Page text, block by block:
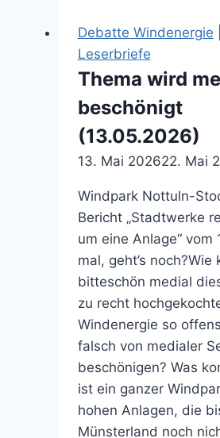
einen
von
Euro
Debatte Windenergie
Leserbriefe
Thema wird
beschönigt
(13.05.2026)
13. Mai 202622. Mai
Windpark Nottuln-
Bericht „Stadtwerke
um eine Anlage“ vom
mal, geht’s noch?Wie
bitteschön medial
zu recht
Windenergie so
falsch von medialer
beschönigen? Was
ist ein ganzer
hohen Anlagen, die
Münsterland noch